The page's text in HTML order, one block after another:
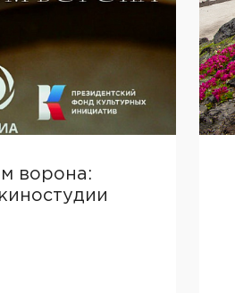
ворона: